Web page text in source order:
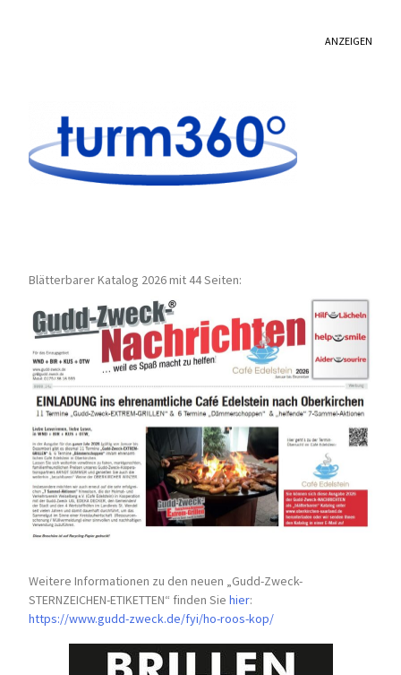
ANZEIGEN
Blätterbarer Katalog 2026 mit 44 Seiten:
Weitere Informationen zu den neuen „Gudd-Zweck-
STERNZEICHEN-ETIKETTEN“ finden Siehier:
https://www.gudd-zweck.de/fyi/ho-roos-kop/